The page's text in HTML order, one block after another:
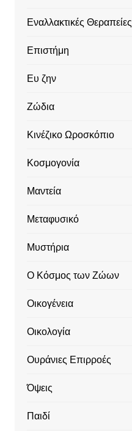
Εναλλακτικές Θεραπείες
Επιστήμη
Ευ ζην
Ζώδια
Κινέζικο Ωροσκόπιο
Κοσμογονία
Μαντεία
Μεταφυσικό
Μυστήρια
Ο Κόσμος των Ζώων
Οικογένεια
Οικολογία
Ουράνιες Επιρροές
Όψεις
Παιδί